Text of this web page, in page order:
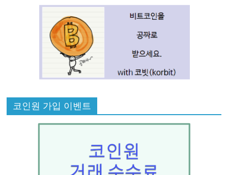
코인원 가입 이벤트